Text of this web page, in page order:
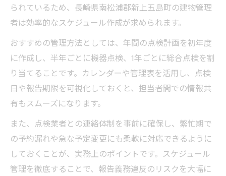
られているため、長崎県南松浦郡新上五島町の建物管理
者は効率的なスケジュール作成が求められます。
おすすめの管理方法としては、年間の点検計画を初年度
に作成し、半年ごとに機器点検、1年ごとに総合点検を割
り当てることです。カレンダーや管理表を活用し、点検
日や報告期限を可視化しておくと、担当者間での情報共
有もスムーズになります。
また、点検業者との連絡体制を事前に確保し、繁忙期で
の予約漏れや急な予定変更にも柔軟に対応できるように
しておくことが、実務上のポイントです。スケジュール
管理を徹底することで、報告義務違反のリスクを大幅に